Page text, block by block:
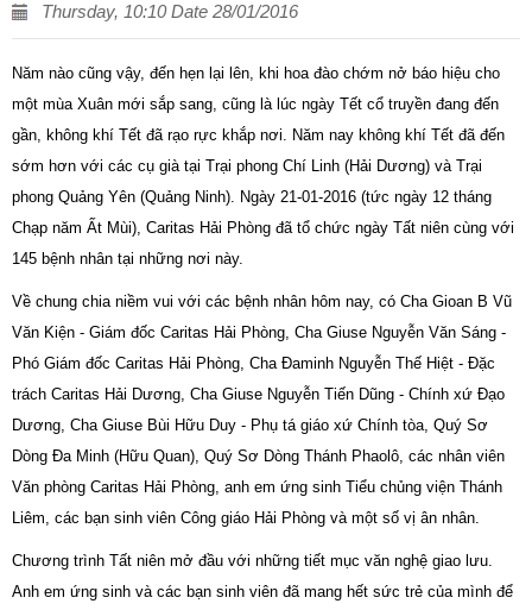
Thursday, 10:10 Date 28/01/2016
Năm nào cũng vậy, đến hẹn lại lên, khi hoa đào chớm nở báo hiệu cho
một mùa Xuân mới sắp sang, cũng là lúc ngày Tết cổ truyền đang đến
gần, không khí Tết đã rạo rực khắp nơi. Năm nay không khí Tết đã đến
sớm hơn với các cụ già tại Trại phong Chí Linh (Hải Dương) và Trại
phong Quảng Yên (Quảng Ninh). Ngày 21-01-2016 (tức ngày 12 tháng
Chạp năm Ất Mùi), Caritas Hải Phòng đã tổ chức ngày Tất niên cùng với
145 bệnh nhân tại những nơi này.
Về chung chia niềm vui với các bệnh nhân hôm nay, có Cha Gioan B Vũ
Văn Kiện - Giám đốc Caritas Hải Phòng, Cha Giuse Nguyễn Văn Sáng -
Phó Giám đốc Caritas Hải Phòng, Cha Đaminh Nguyễn Thế Hiệt - Đặc
trách Caritas Hải Dương, Cha Giuse Nguyễn Tiến Dũng - Chính xứ Đạo
Dương, Cha Giuse Bùi Hữu Duy - Phụ tá giáo xứ Chính tòa, Quý Sơ
Dòng Đa Minh (Hữu Quan), Quý Sơ Dòng Thánh Phaolô, các nhân viên
Văn phòng Caritas Hải Phòng, anh em ứng sinh Tiểu chủng viện Thánh
Liêm, các bạn sinh viên Công giáo Hải Phòng và một số vị ân nhân.
Chương trình Tất niên mở đầu với những tiết mục văn nghệ giao lưu.
Anh em ứng sinh và các bạn sinh viên đã mang hết sức trẻ của mình để